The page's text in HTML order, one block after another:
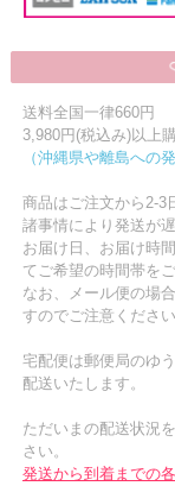
送料全国一律660円
3,980円(税込み)以上
（沖縄県や離島への
商品はご注文から2-3
諸事情により発送が
お届け日、お届け時
てご希望の時間帯を
なお、メール便の場
すのでご注意ください
宅配便は郵便局のゆ
配送いたします。
ただいまの配送状況
さい。
発送から到着までの